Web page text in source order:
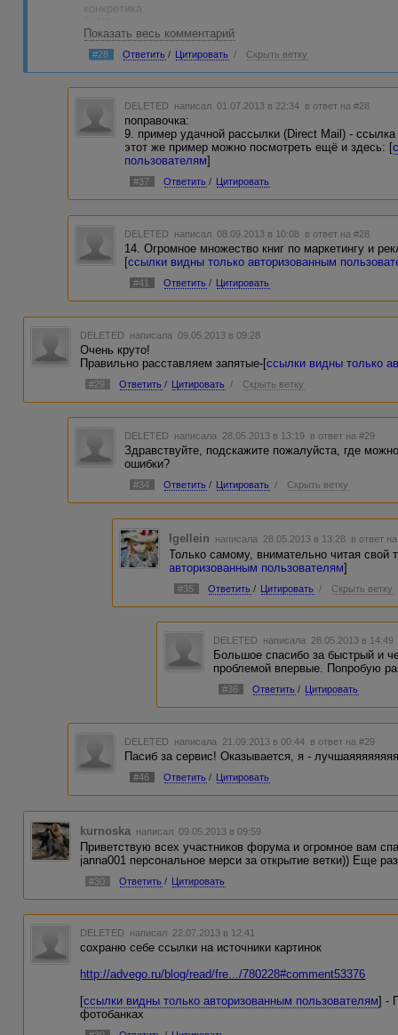
конкретика:
2. "Как написать эффективный продающий текст за 60
Берестнева) - [
ссылки видны только авторизованным
3. "10 психологических хитростей, с помощью которых
только авторизованным пользователям]
4. "5 правил работающей рекламы для малого и
авторизованным пользователям ]
блоги мастеров онлайн-рекламы и продаж:
10. пример офигительной, имхо, продажи живого
авторизованным пользователям ] (обратите внимание на
11. тоже интересный пример продажи мастер-класса - [
пользователям
ну и на десерт, две очень полезные библиотеки:
12. электронная библиотека русской версии "Школы
13. библиотека практической психологии «ПСИ-
авторизованным пользователям
Показать весь комментарий
#28 Ответить / Цитировать / Скрыть ветку
DELETED написал 01.07.2013 в 22:34 в ответ на #28
поправочка:
9. пример удачной рассылки (Direct Mail) - ссылка
этот же пример можно посмотреть ещё и здесь: [
пользователям]
#37 Ответить / Цитировать
DELETED написал 08.09.2013 в 10:08 в ответ на #28
14. Огромное множество книг по маркетингу и
[ссылки видны только авторизованным
#41 Ответить / Цитировать
DELETED написала 09.05.2013 в 09:28
Очень круто!
Правильно расставляем запятые-[ссылки видны только
#29 Ответить / Цитировать / Скрыть ветку
DELETED написала 28.05.2013 в 13:19 в ответ на #29
Здравствуйте, подскажите пожалуйста, где
ошибки?
#34 Ответить / Цитировать / Скрыть ветку
Igellein написала 28.05.2013 в 13:28 в ответ
Только самому, внимательно читая свой
авторизованным пользователям]
#35 Ответить / Цитировать / Скрыть ветку
DELETED написала 28.05.2013 в
Большое спасибо за быстрый и
проблемой впервые. Попробую
#36 Ответить / Цитировать
DELETED написала 21.09.2013 в 00:44 в ответ на #29
Пасиб за сервис! Оказывается, я -
#46 Ответить / Цитировать
kurnoska написал 09.05.2013 в 09:59
Приветствую всех участников форума и огромное вам
janna001 персональное мерси за открытие ветки)) Еще
#30 Ответить / Цитировать
DELETED написал 22.07.2013 в 12:41
сохраню себе ссылки на источники картинок
http://advego.ru/blog/read/fre.../780228#comment53376
[ссылки видны только авторизованным пользователям] -
фотобанках